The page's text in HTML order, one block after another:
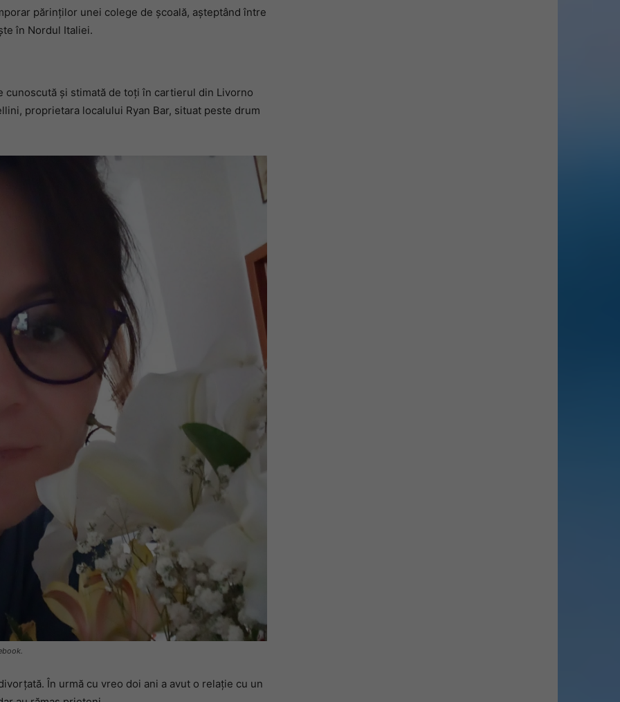
părinților unei colege de școală, așteptând între
în Nordul Italiei.
cunoscută și stimată de toți în cartierul din Livorno
proprietara localului Ryan Bar, situat peste drum
În urmă cu vreo doi ani a avut o relație cu un